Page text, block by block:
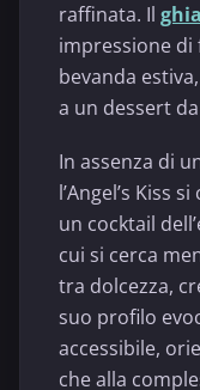
raffinata. Il
impressione di
bevanda
a un dessert
In assenza di
l’Angel’s Kiss
un cocktail
cui si cerca
tra dolcezza,
suo profilo
accessibile,
che alla